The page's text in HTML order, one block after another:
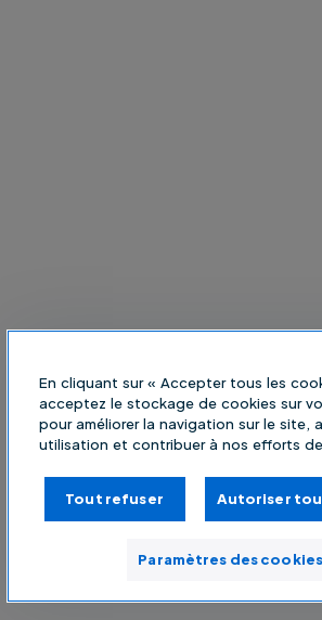
En cliquant sur « Accepter tous les
acceptez le stockage de cookies sur
pour améliorer la navigation sur le site,
utilisation et contribuer à nos efforts
Tout refuser Autoriser
Paramètres des cookies